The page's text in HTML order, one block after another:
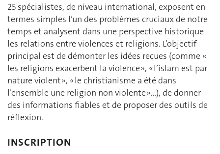
25 spécialistes, de niveau international, exposent en
termes simples l’un des problèmes cruciaux de notre
temps et analysent dans une perspective historique
les relations entre violences et religions. L’objectif
principal est de démonter les idées reçues (comme «
les religions exacerbent la violence », « l’islam est par
nature violent », « le christianisme a été dans
l’ensemble une religion non violente »…), de donner
des informations fiables et de proposer des outils de
réflexion.
INSCRIPTION